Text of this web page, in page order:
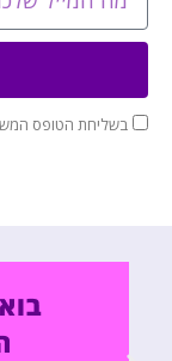
בשליחת הטופס